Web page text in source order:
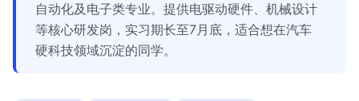
自动化及电子类专业。提供电驱动硬件、机械设计
等核心研发岗，实习期长至7月底，适合想在汽车
硬科技领域沉淀的同学。